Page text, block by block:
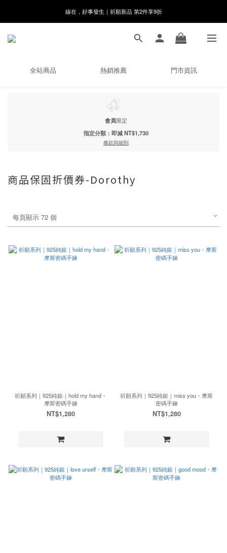
8月月初限定｜指定分類滿件88折！
線在，好事發生｜祈願新品 第2件享9折
🌸新會員限定🌸註冊送$100購物金
全站商品 熱銷推薦 門市資訊
會員限定
指定分類：即減 NT$1,730
條款與細則
商品保固折價券-Dorothy
每頁顯示 72 個
祈願系列｜925純銀｜hold my hand・
摩斯密碼手鍊
NT$1,280
祈願系列｜925純銀｜miss you・摩斯
密碼手鍊
NT$1,280